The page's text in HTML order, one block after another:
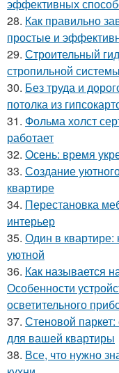
эффективных
28. Как правильно
простые и
29. Строительный
стропильной
30. Без труда и
потолка из
31. Фольма холст
работает
32. Осень: время
33. Создание
квартире
34. Перестановка
интерьер
35. Один в квартире:
уютной
36. Как называется
Особенности
осветительного
37. Стеновой
для вашей квартиры
38. Все, что нужно